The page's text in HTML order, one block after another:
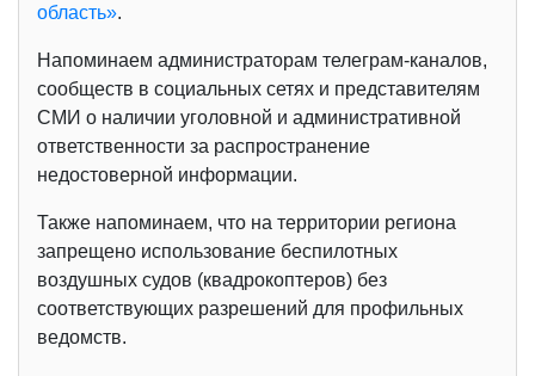
область».
Напоминаем администраторам телеграм-каналов,
сообществ в социальных сетях и представителям
СМИ о наличии уголовной и административной
ответственности за распространение
недостоверной информации.
Также напоминаем, что на территории региона
запрещено использование беспилотных
воздушных судов (квадрокоптеров) без
соответствующих разрешений для профильных
ведомств.